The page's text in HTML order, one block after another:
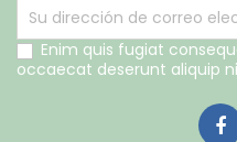
Enim quis fugiat
occaecat deserunt aliquip